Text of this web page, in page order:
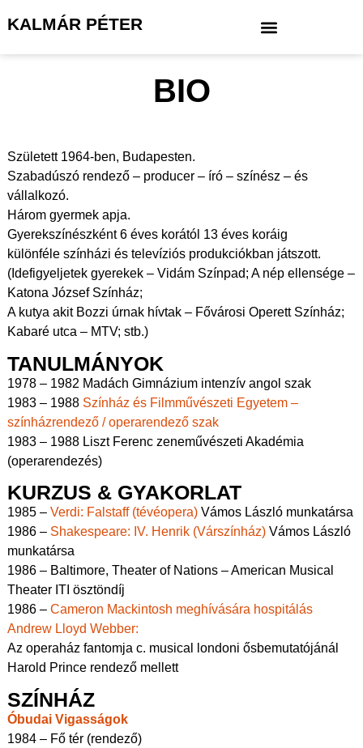
KALMÁR PÉTER
BIO
Született 1964-ben, Budapesten.
Szabadúszó rendező – producer – író – színész – és
vállalkozó.
Három gyermek apja.
Gyerekszínészként 6 éves korától 13 éves koráig
különféle színházi és televíziós produkciókban játszott.
(Idefigyeljetek gyerekek – Vidám Színpad; A nép ellensége –
Katona József Színház;
A kutya akit Bozzi úrnak hívtak – Fővárosi Operett Színház;
Kabaré utca – MTV; stb.)
TANULMÁNYOK
1978 – 1982 Madách Gimnázium intenzív angol szak
1983 – 1988 Színház és Filmművészeti Egyetem –
színházrendező / operarendező szak
1983 – 1988 Liszt Ferenc zeneművészeti Akadémia
(operarendezés)
KURZUS & GYAKORLAT
1985 – Verdi: Falstaff(tévéopera)Vámos László munkatársa
1986 – Shakespeare: IV. Henrik (Várszínház)Vámos László
munkatársa
1986 – Baltimore, Theater of Nations – American Musical
Theater ITI ösztöndíj
1986 – Cameron Mackintosh meghívására hospitálás
Andrew Lloyd Webber:
Az operaház fantomja c. musical londoni ősbemutatójánál
Harold Prince rendező mellett
SZÍNHÁZ
Óbudai Vigasságok
1984 – Fő tér (rendező)